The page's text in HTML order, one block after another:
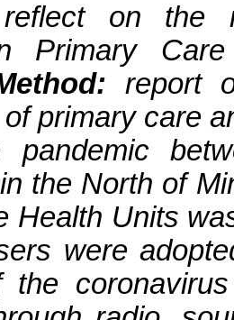
reflect on the
Primary
report
primary care
the North of
Health Units
were
the